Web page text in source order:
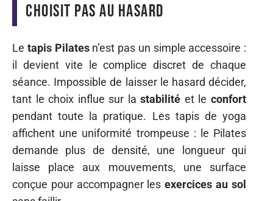
choisit pas au hasard
Le tapis Pilatesn’est pas un simple accessoire :
il devient vite le complice discret de chaque
séance. Impossible de laisser le hasard décider,
tant le choix influe sur lastabilité et leconfort
pendant toute la pratique. Les tapis de yoga
affichent une uniformité trompeuse : le Pilates
demande plus de densité, une longueur qui
laisse place aux mouvements, une surface
conçue pour accompagner lesexercices au sol